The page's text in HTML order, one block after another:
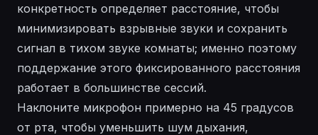
конкретность определяет расстояние, чтобы
минимизировать взрывные звуки и сохранить
сигнал в тихом звуке комнаты; именно поэтому
поддержание этого фиксированного расстояния
работает в большинстве сессий.
Наклоните микрофон примерно на 45 градусов
от рта, чтобы уменьшить шум дыхания,